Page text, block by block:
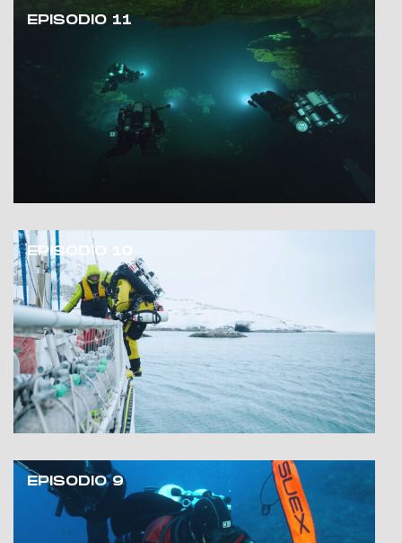
EPISODIO 11
EPISODIO 10
EPISODIO 9